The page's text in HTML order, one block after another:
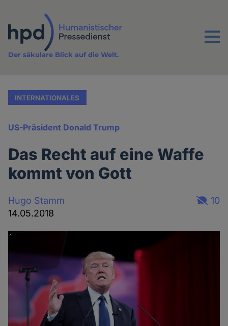
Inhalt
Menu
Der säkulare Blick auf die Welt.
INTERNATIONALES
US-Präsident Donald Trump
Das Recht auf eine Waffe
kommt von Gott
Hugo Stamm
14.05.2018
10